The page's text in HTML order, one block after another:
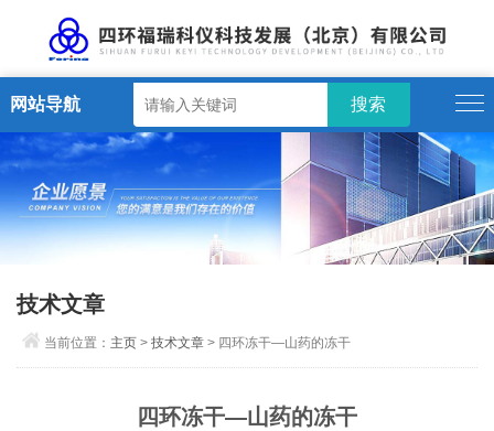
网站导航
技术文章
当前位置： 主页 >技术文章 > 四环冻干—山药的冻干
四环冻干—山药的冻干